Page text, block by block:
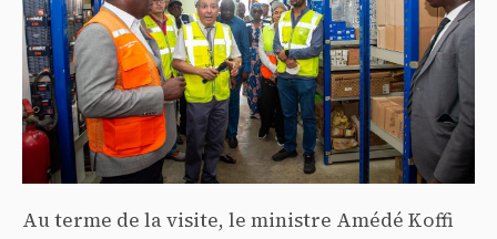
Au terme de la visite, le ministre Amédé Koffi